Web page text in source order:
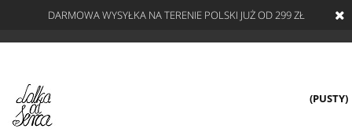
DARMOWA WYSYŁKA NA TERENIE POLSKI JUŻ OD 299 ZŁ
(PUSTY)